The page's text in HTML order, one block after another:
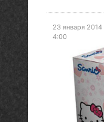
23 января 2014
4:00